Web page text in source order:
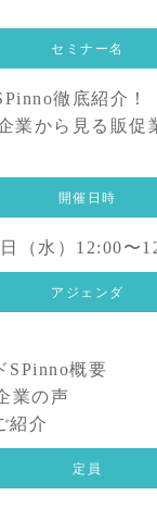
セミナー名
徹底紹介！
業から見る販促
開催日時
（水）12:00〜
アジェンダ
SPinno概要
業の声
紹介
定員